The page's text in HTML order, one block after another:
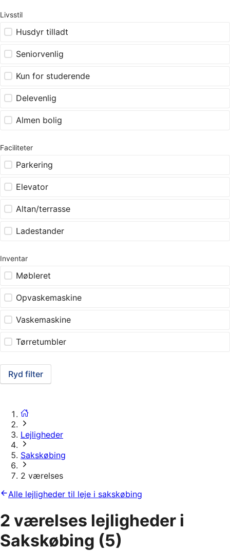
Livsstil
Husdyr tilladt
Seniorvenlig
Kun for studerende
Delevenlig
Almen bolig
Faciliteter
Parkering
Elevator
Altan/terrasse
Ladestander
Inventar
Møbleret
Opvaskemaskine
Vaskemaskine
Tørretumbler
Ryd filter
Lejligheder
Sakskøbing
2 værelses
Alle lejligheder til leje i sakskøbing
2 værelses lejligheder i
Sakskøbing (5)